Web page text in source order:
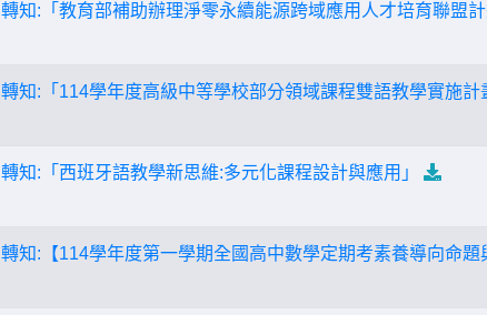
轉知:「教育部補助辦理淨零永續能源跨域應用人才培育聯盟
轉知:「114學年度高級中等學校部分領域課程雙語教學實施
轉知:「西班牙語教學新思維:多元化課程設計與應用」
轉知:【114學年度第一學期全國高中數學定期考素養導向命題